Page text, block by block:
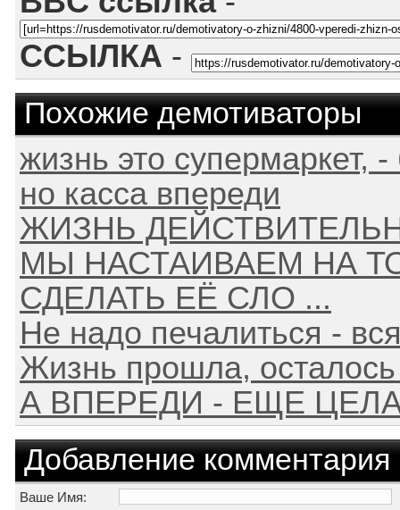
ССЫЛКА -
Похожие демотиваторы
жизнь это супермаркет,
но касса впереди
ЖИЗНЬ
МЫ НАСТАИВАЕМ НА
СДЕЛАТЬ ЕЁ СЛО ...
Не надо печалиться -
Жизнь прошла,
А ВПЕРЕДИ - ЕЩЕ
Добавление комментария
Ваше Имя: